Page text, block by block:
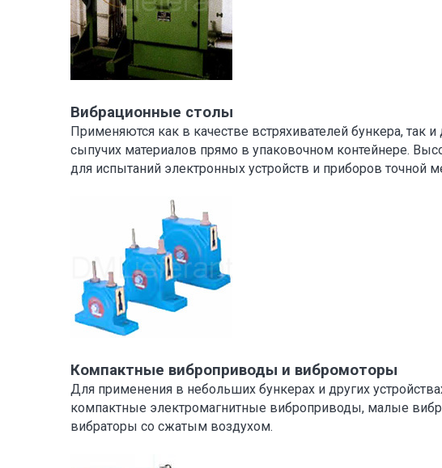
Вибрационные столы
Применяются как в качестве встряхивателей бункера, так
сыпучих материалов прямо в упаковочном контейнере.
для испытаний электронных устройств и приборов точной
Компактные виброприводы и вибромоторы
Для применения в небольших бункерах и других
компактные электромагнитные виброприводы, малые
вибраторы со сжатым воздухом.